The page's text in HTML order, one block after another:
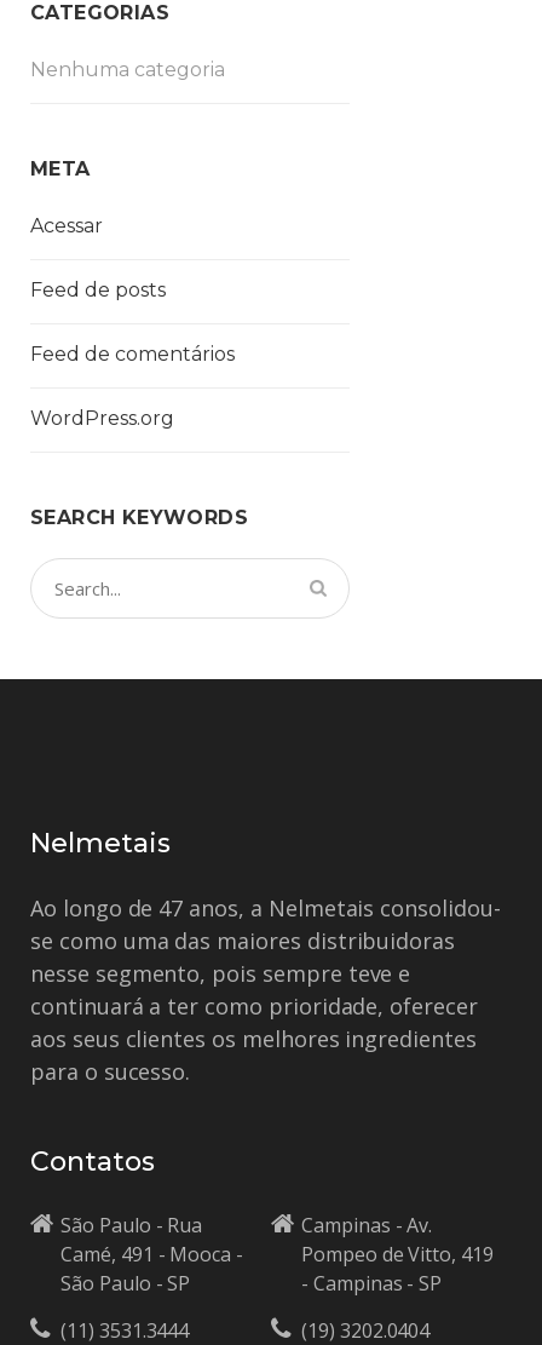
CATEGORIAS
Nenhuma categoria
META
Acessar
Feed de posts
Feed de comentários
WordPress.org
SEARCH KEYWORDS
Nelmetais
Ao longo de 47 anos, a Nelmetais consolidou-
se como uma das maiores distribuidoras
nesse segmento, pois sempre teve e
continuará a ter como prioridade, oferecer
aos seus clientes os melhores ingredientes
para o sucesso.
Contatos
São Paulo - Rua
Camé, 491 - Mooca -
São Paulo - SP
(11) 3531.3444
Campinas - Av.
Pompeo de Vitto, 419
- Campinas - SP
(19) 3202.0404